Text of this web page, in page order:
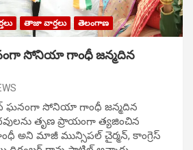
తాజా వార్తలు తెలంగాణ
సోనియా గాంధీ జ‌న్మ‌దిన
ఘ‌నంగా సోనియా గాంధీ జ‌న్మ‌దిన
తృణ ప్రాయంగా త్య‌జించిన
అని మాజీ మున్సిప‌ల్ చైర్మ‌న్, కాంగ్రెస్